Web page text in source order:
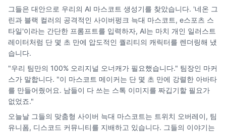
그들은 대안으로 우리의 AI 마스코트 생성기를 찾았습니다. '네온 그
린과 블랙 컬러의 공격적인 사이버펑크 늑대 마스코트, e스포츠 스
타일'이라는 간단한 프롬프트를 입력하자, AI는 마치 개인 일러스트
레이터처럼 단 몇 초 만에 압도적인 퀄리티의 캐릭터를 렌더링해 냈
습니다.
"우리 팀만의 100% 오리지널 오너캐가 필요했습니다." 팀장인 마커
스가 말합니다. "이 마스코트 메이커는 단 몇 초 만에 강렬한 아바타
를 만들어줬어요. 남들이 다 쓰는 스톡 이미지를 짜깁기할 필요가
없었죠."
오늘날 그들의 맞춤형 사이버 늑대 마스코트는 트위치 오버레이, 팀
유니폼, 디스코드 커뮤니티를 지배하고 있습니다. 그들의 이야기는